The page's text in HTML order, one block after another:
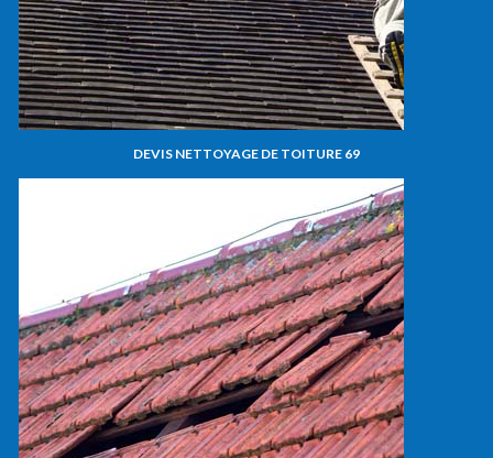
DEVIS NETTOYAGE DE TOITURE 69